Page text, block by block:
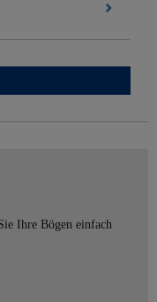
Ihre Bögen einfach